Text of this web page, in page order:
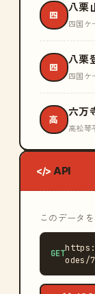
四
八栗
四国ケ
四
八栗
四国ケ
高
六万
高松琴
</> API
このデータ
GET
odes/